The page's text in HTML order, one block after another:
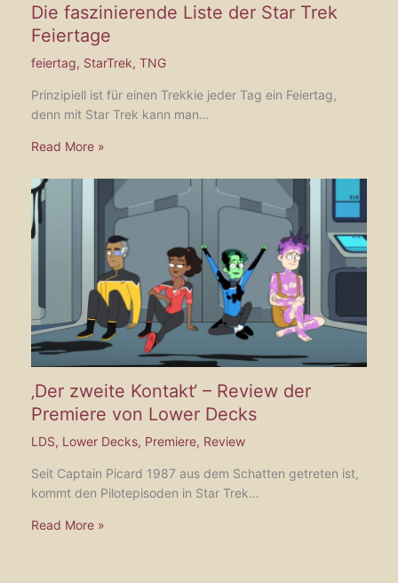
Die faszinierende Liste der Star Trek
Feiertage
feiertag, StarTrek, TNG
Prinzipiell ist für einen Trekkie jeder Tag ein Feiertag,
denn mit Star Trek kann man…
Read More »
‚Der zweite Kontakt‘ – Review der
Premiere von Lower Decks
LDS, Lower Decks, Premiere, Review
Seit Captain Picard 1987 aus dem Schatten getreten ist,
kommt den Pilotepisoden in Star Trek…
Read More »